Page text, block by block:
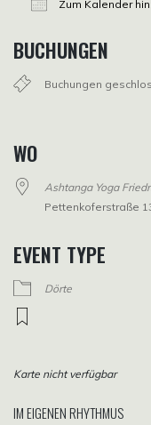
Zum Kalender
BUCHUNGEN
Buchungen
WO
Ashtanga Yoga
Pettenkoferstraße
EVENT TYPE
Dörte
Karte nicht verfügbar
IM EIGENEN RHYTHMUS